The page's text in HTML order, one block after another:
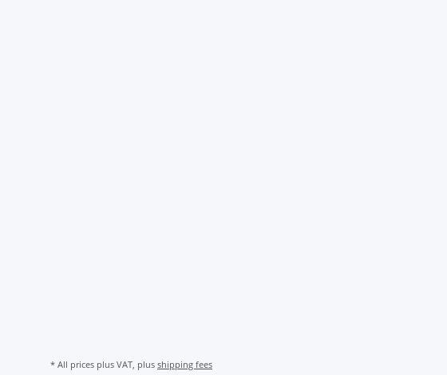
* All prices plus VAT, plus shipping fees